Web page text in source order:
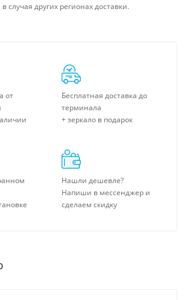
случая других регионах доставки.
от
Бесплатная доставка до
терминала
+ зеркало в подарок
Нашли дешевле?
Напиши в мессенджер и
сделаем скидку